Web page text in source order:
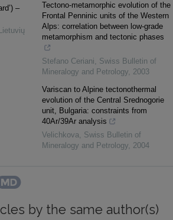
–
Lietuvių
Tectono-metamorphic evolution of the
Frontal Penninic units of the Western
Alps: correlation between low-grade
metamorphism and tectonic phases
Stefano Ceriani, Swiss Bulletin of
Mineralogy and Petrology, 2003
Variscan to Alpine tectonothermal
evolution of the Central Srednogorie
unit, Bulgaria: constraints from
40Ar/39Ar analysis
Velichkova, Swiss Bulletin of
Mineralogy and Petrology, 2004
by the same author(s)